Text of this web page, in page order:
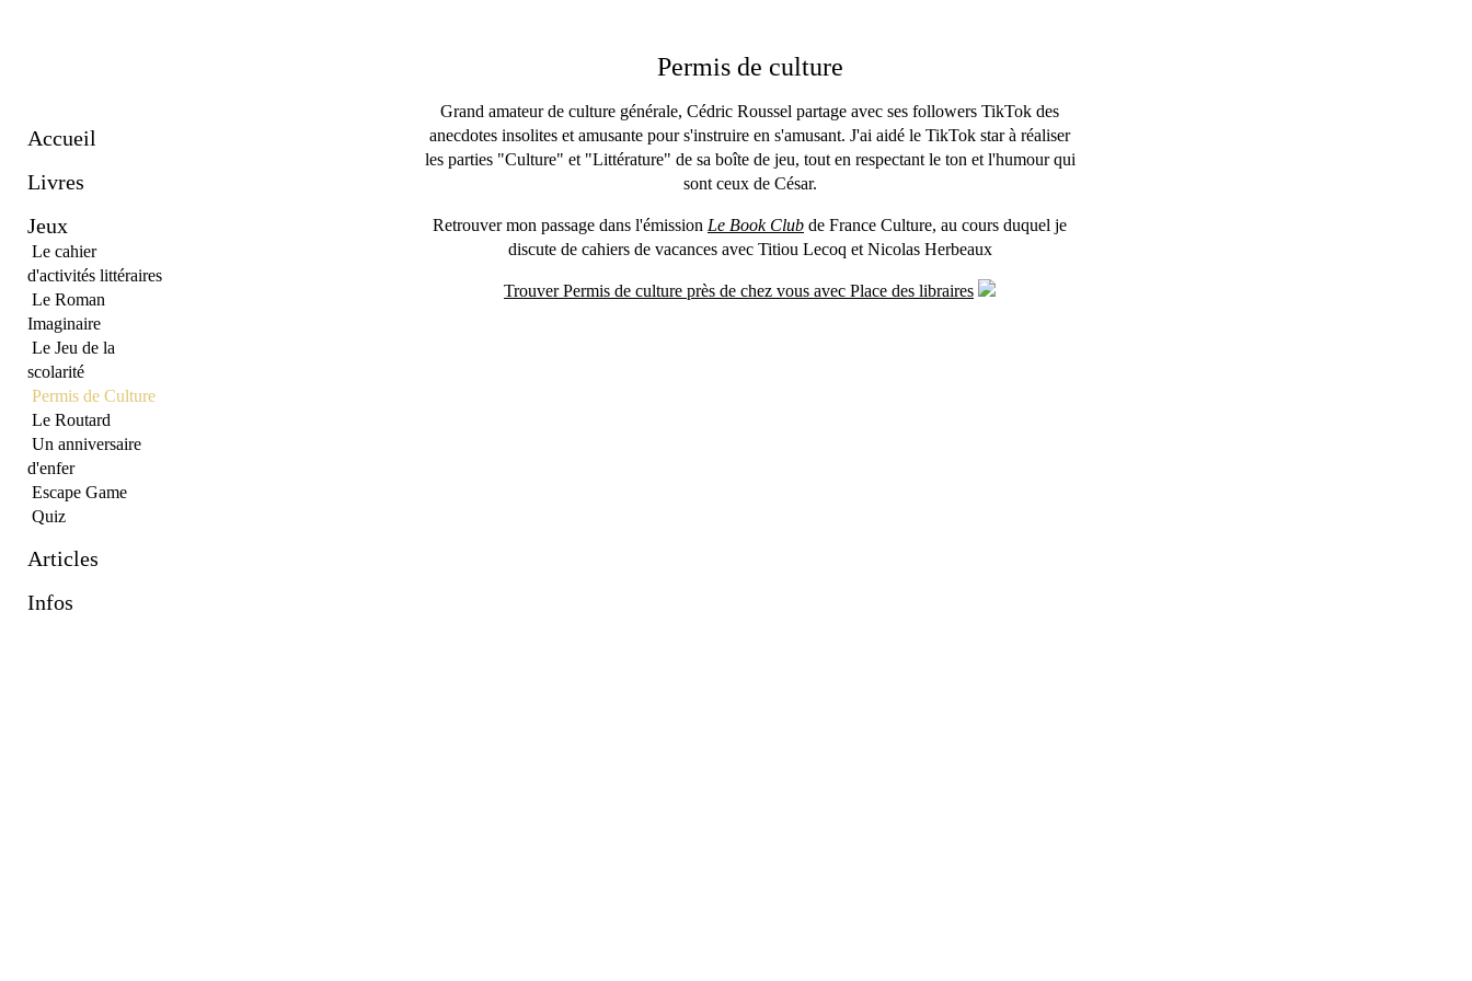
Accueil
Livres
Jeux
Le cahier
d'activités littéraires
Le Roman
Imaginaire
Le Jeu de la
scolarité
Permis de Culture
Le Routard
Un anniversaire
d'enfer
Escape Game
Quiz
Articles
Infos
Permis de culture
Grand amateur de culture générale, Cédric Roussel partage avec ses followers TikTok des
anecdotes insolites et amusante pour s'instruire en s'amusant. J'ai aidé le TikTok star à réaliser
les parties "Culture" et "Littérature" de sa boîte de jeu, tout en respectant le ton et l'humour qui
sont ceux de César.
Retrouver mon passage dans l'émission Le Book Club de France Culture, au cours duquel je
discute de cahiers de vacances avec Titiou Lecoq et Nicolas Herbeaux
Trouver Permis de culture près de chez vous avec Place des libraires